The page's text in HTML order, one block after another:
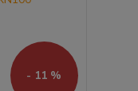
- 11 %